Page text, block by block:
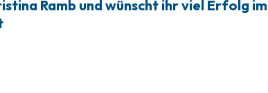
Ramb und wünscht ihr viel Erfolg im